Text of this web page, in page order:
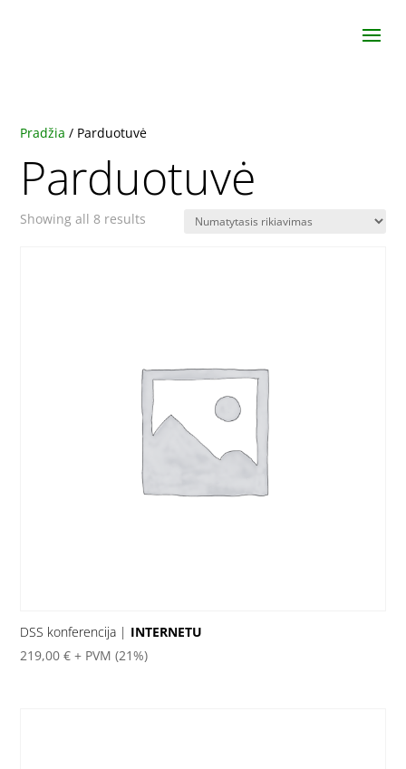
Pradžia / Parduotuvė
Parduotuvė
Showing all 8 results
DSS konferencija | INTERNETU
219,00€ + PVM (21%)